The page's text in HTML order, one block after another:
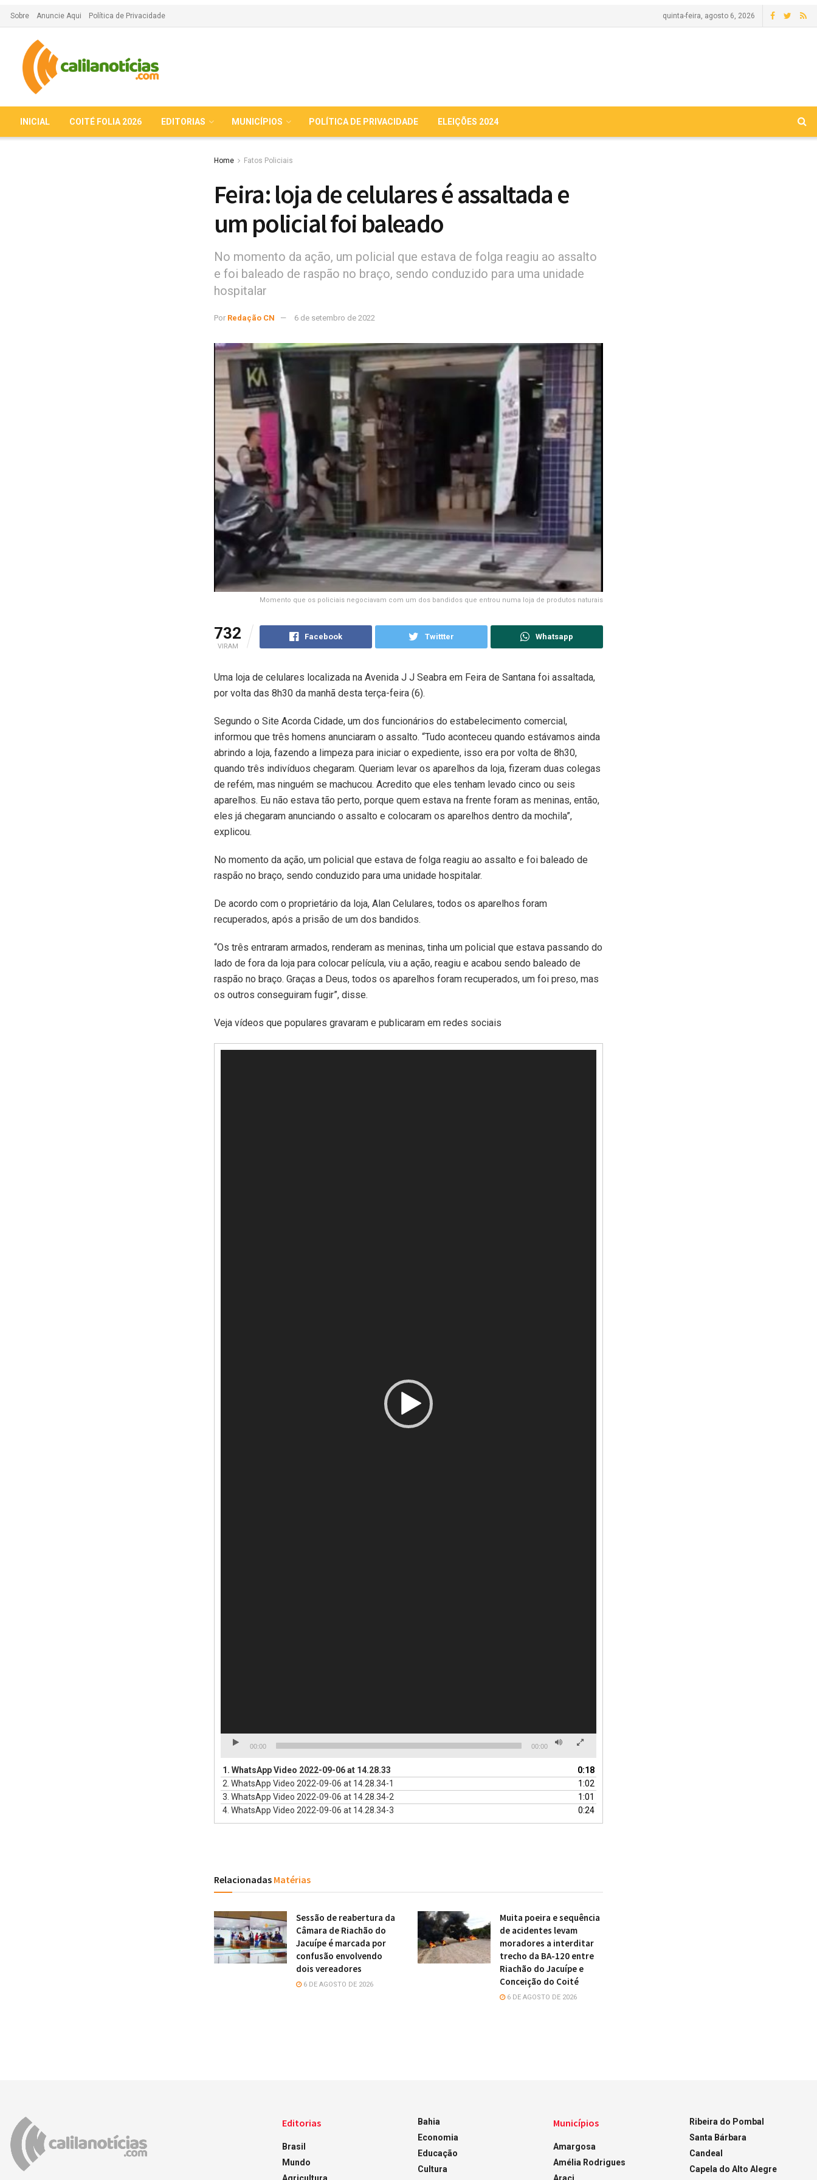
Sobre Anuncie Aqui Política de Privacidade quinta-feira, agosto 6, 2026
INICIAL COITÉ FOLIA 2026 EDITORIAS MUNICÍPIOS POLÍTICA DE PRIVACIDADE ELEIÇÕES 2024
Home Fatos Policiais
Feira: loja de celulares é assaltada e
um policial foi baleado
No momento da ação, um policial que estava de folga reagiu ao assalto
e foi baleado de raspão no braço, sendo conduzido para uma unidade
hospitalar
Por Redação CN 6 de setembro de 2022
Momento que os policiais negociavam com um dos bandidos que entrou numa loja de produtos naturais
732
VIRAM
Facebook Twittter Whatsapp
Uma loja de celulares localizada na Avenida J J Seabra em Feira de Santana foi assaltada,
por volta das 8h30 da manhã desta terça-feira (6).
Segundo o Site Acorda Cidade, um dos funcionários do estabelecimento comercial,
informou que três homens anunciaram o assalto. “Tudo aconteceu quando estávamos ainda
abrindo a loja, fazendo a limpeza para iniciar o expediente, isso era por volta de 8h30,
quando três indivíduos chegaram. Queriam levar os aparelhos da loja, fizeram duas colegas
de refém, mas ninguém se machucou. Acredito que eles tenham levado cinco ou seis
aparelhos. Eu não estava tão perto, porque quem estava na frente foram as meninas, então,
eles já chegaram anunciando o assalto e colocaram os aparelhos dentro da mochila”,
explicou.
No momento da ação, um policial que estava de folga reagiu ao assalto e foi baleado de
raspão no braço, sendo conduzido para uma unidade hospitalar.
De acordo com o proprietário da loja, Alan Celulares, todos os aparelhos foram
recuperados, após a prisão de um dos bandidos.
“Os três entraram armados, renderam as meninas, tinha um policial que estava passando do
lado de fora da loja para colocar película, viu a ação, reagiu e acabou sendo baleado de
raspão no braço. Graças a Deus, todos os aparelhos foram recuperados, um foi preso, mas
os outros conseguiram fugir”, disse.
Veja vídeos que populares gravaram e publicaram em redes sociais
00:00 00:00
1. WhatsApp Video 2022-09-06 at 14.28.33
0:18
2. WhatsApp Video 2022-09-06 at 14.28.34-1
1:02
3. WhatsApp Video 2022-09-06 at 14.28.34-2
1:01
4. WhatsApp Video 2022-09-06 at 14.28.34-3 0:24
Relacionadas Matérias
Sessão de reabertura da
Câmara de Riachão do
Jacuípe é marcada por
confusão envolvendo
dois vereadores
6 DE AGOSTO DE 2026
Muita poeira e sequência
de acidentes levam
moradores a interditar
trecho da BA-120 entre
Riachão do Jacuípe e
Conceição do Coité
6 DE AGOSTO DE 2026
Editorias
Brasil
Mundo
Bahia
Economia
Educação
Cultura
Municípios
Amargosa
Amélia Rodrigues
Ribeira do Pombal
Santa Bárbara
Candeal
Capela do Alto Alegre